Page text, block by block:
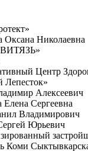
Оксана Николаевна
Центр
Алексеевич
Сергеевна
Владимирович
Юрьевич
Коми